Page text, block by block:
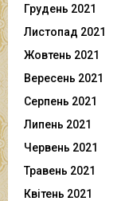
Грудень 2021
Листопад 2021
Жовтень 2021
Вересень 2021
Серпень 2021
Липень 2021
Червень 2021
Травень 2021
Квітень 2021